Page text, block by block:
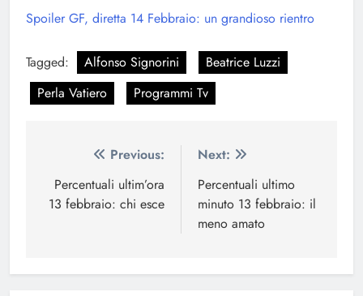
Spoiler GF, diretta 14 Febbraio: un grandioso rientro
Tagged: Alfonso Signorini
Beatrice Luzzi
Perla Vatiero
Programmi Tv
Navigazione
articoli
Previous:
Percentuali ultim’ora
13 febbraio: chi esce
Next:
Percentuali ultimo
minuto 13 febbraio: il
meno amato